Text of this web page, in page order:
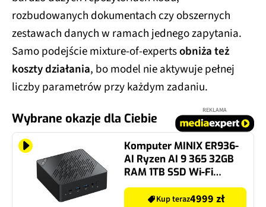
rozbudowanych dokumentach czy obszernych
zestawach danych w ramach jednego zapytania.
Samo podejście mixture-of-expertsobniża też
koszty działania, bo model nie aktywuje pełnej
liczby parametrów przy każdym zadaniu.
Wybrane okazje dla Ciebie
REKLAMA
Komputer MINIX ER936-
AI Ryzen AI 9 365 32GB
RAM 1TB SSD Wi-Fi
Windows 11 Professional
Kup teraz4999 zł